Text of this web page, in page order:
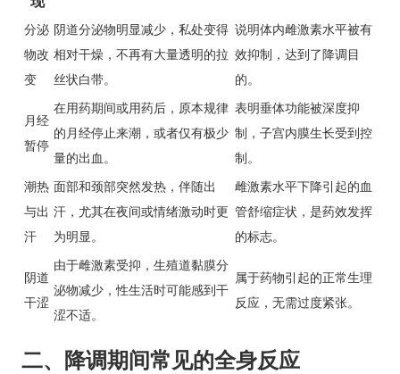
分泌
物改
变
阴道分泌物明显减少，私处变得
相对干燥，不再有大量透明的拉
丝状白带。
说明体内雌激素水平被有
效抑制，达到了降调目
的。
月经
暂停
在用药期间或用药后，原本规律
的月经停止来潮，或者仅有极少
量的出血。
表明垂体功能被深度抑
制，子宫内膜生长受到控
制。
潮热
与出
汗
面部和颈部突然发热，伴随出
汗，尤其在夜间或情绪激动时更
为明显。
雌激素水平下降引起的血
管舒缩症状，是药效发挥
的标志。
阴道
干涩
由于雌激素受抑，生殖道黏膜分
泌物减少，性生活时可能感到干
涩不适。
属于药物引起的正常生理
反应，无需过度紧张。
二、降调期间常见的全身反应